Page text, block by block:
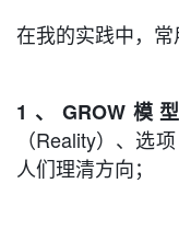
在我的实践中，常
1、GROW模型
（Reality）、选
人们理清方向；